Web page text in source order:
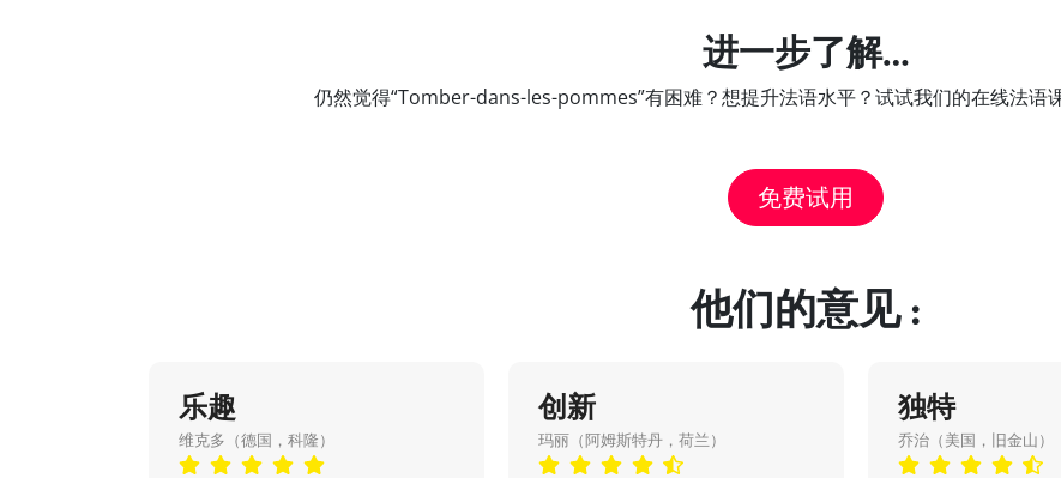
进一步了解…
仍然觉得“Tomber-dans-les-pommes”有困难？想提升法语水平？试试我们的在线法语
免费试用
他们的意见 :
乐趣
维克多（德国，科隆）
创新
玛丽（阿姆斯特丹，荷兰）
独特
乔治（美国，旧金山）